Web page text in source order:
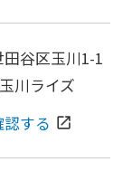
谷区玉川1-1
川ライズ
する open_in_new